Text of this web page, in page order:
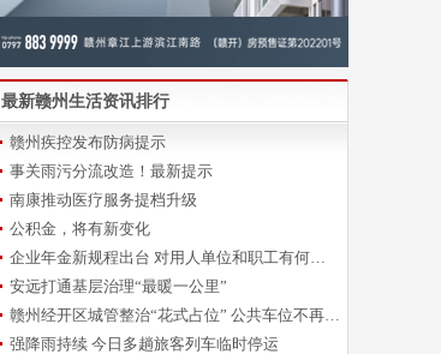
最新赣州生活资讯排行
赣州疾控发布防病提示
事关雨污分流改造！最新提示
南康推动医疗服务提档升级
公积金，将有新变化
企业年金新规程出台 对用人单位和职工有何影响？
安远打通基层治理“最暖一公里”
赣州经开区城管整治“花式占位” 公共车位不再“一位难求”
强降雨持续 今日多趟旅客列车临时停运